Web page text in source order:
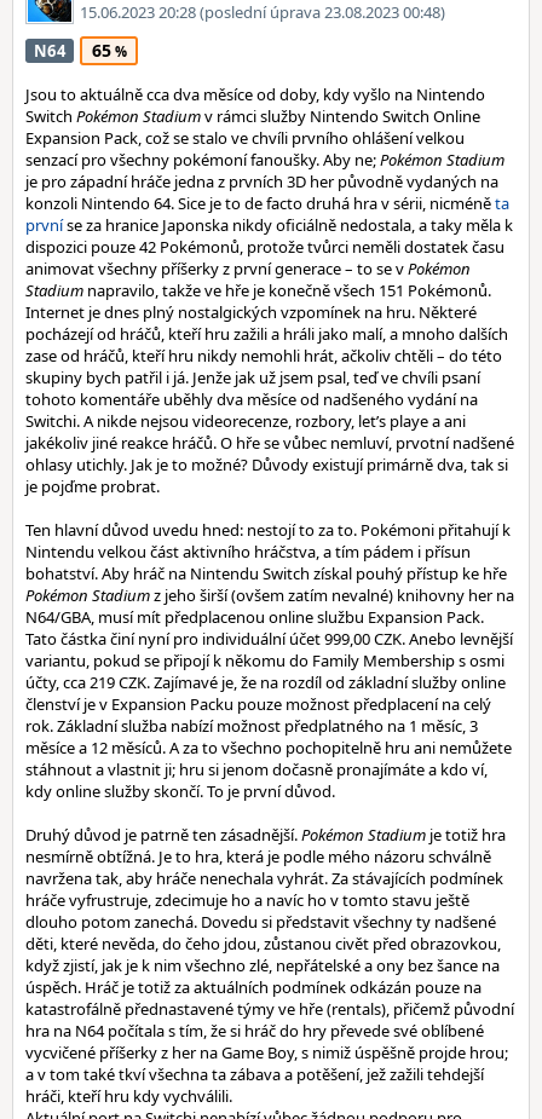
15.06.2023 20:28(poslední úprava 23.08.2023 00:48)
N64 65
Jsou to aktuálně cca dva měsíce od doby, kdy vyšlo na Nintendo
Switch Pokémon Stadiumv rámci služby Nintendo Switch Online
Expansion Pack, což se stalo ve chvíli prvního ohlášení velkou
senzací pro všechny pokémoní fanoušky. Aby ne;Pokémon Stadium
je pro západní hráče jedna z prvních 3D her původně vydaných na
konzoli Nintendo 64. Sice je to de facto druhá hra v sérii, nicméněta
prvníse za hranice Japonska nikdy oficiálně nedostala, a taky měla k
dispozici pouze 42 Pokémonů, protože tvůrci neměli dostatek času
animovat všechny příšerky z první generace – to se vPokémon
Stadium napravilo, takže ve hře je konečně všech 151 Pokémonů.
Internet je dnes plný nostalgických vzpomínek na hru. Některé
pocházejí od hráčů, kteří hru zažili a hráli jako malí, a mnoho dalších
zase od hráčů, kteří hru nikdy nemohli hrát, ačkoliv chtěli – do této
skupiny bych patřil i já. Jenže jak už jsem psal, teď ve chvíli psaní
tohoto komentáře uběhly dva měsíce od nadšeného vydání na
Switchi. A nikde nejsou videorecenze, rozbory, let’s playe a ani
jakékoliv jiné reakce hráčů. O hře se vůbec nemluví, prvotní nadšené
ohlasy utichly. Jak je to možné? Důvody existují primárně dva, tak si
je pojďme probrat.
Ten hlavní důvod uvedu hned: nestojí to za to. Pokémoni přitahují k
Nintendu velkou část aktivního hráčstva, a tím pádem i přísun
bohatství. Aby hráč na Nintendu Switch získal pouhý přístup ke hře
Pokémon Stadiumz jeho širší (ovšem zatím nevalné) knihovny her na
N64/GBA, musí mít předplacenou online službu Expansion Pack.
Tato částka činí nyní pro individuální účet 999,00 CZK. Anebo levnější
variantu, pokud se připojí k někomu do Family Membership s osmi
účty, cca 219 CZK. Zajímavé je, že na rozdíl od základní služby online
členství je v Expansion Packu pouze možnost předplacení na celý
rok. Základní služba nabízí možnost předplatného na 1 měsíc, 3
měsíce a 12 měsíců. A za to všechno pochopitelně hru ani nemůžete
stáhnout a vlastnit ji; hru si jenom dočasně pronajímáte a kdo ví,
kdy online služby skončí. To je první důvod.
Druhý důvod je patrně ten zásadnější.Pokémon Stadium je totiž hra
nesmírně obtížná. Je to hra, která je podle mého názoru schválně
navržena tak, aby hráče nenechala vyhrát. Za stávajících podmínek
hráče vyfrustruje, zdecimuje ho a navíc ho v tomto stavu ještě
dlouho potom zanechá. Dovedu si představit všechny ty nadšené
děti, které nevěda, do čeho jdou, zůstanou civět před obrazovkou,
když zjistí, jak je k nim všechno zlé, nepřátelské a ony bez šance na
úspěch. Hráč je totiž za aktuálních podmínek odkázán pouze na
katastrofálně přednastavené týmy ve hře (rentals), přičemž původní
hra na N64 počítala s tím, že si hráč do hry převede své oblíbené
vycvičené příšerky z her na Game Boy, s nimiž úspěšně projde hrou;
a v tom také tkví všechna ta zábava a potěšení, jež zažili tehdejší
hráči, kteří hru kdy vychválili.